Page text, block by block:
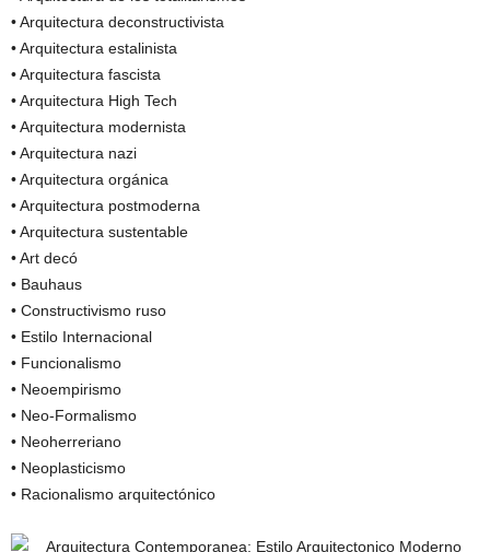
• Arquitectura deconstructivista
• Arquitectura estalinista
• Arquitectura fascista
• Arquitectura High Tech
• Arquitectura modernista
• Arquitectura nazi
• Arquitectura orgánica
• Arquitectura postmoderna
• Arquitectura sustentable
• Art decó
• Bauhaus
• Constructivismo ruso
• Estilo Internacional
• Funcionalismo
• Neoempirismo
• Neo-Formalismo
• Neoherreriano
• Neoplasticismo
• Racionalismo arquitectónico